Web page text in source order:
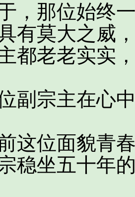
那位始终一
有莫大之威
都老老实实
宗主在心中
位面貌青春
稳坐五十年